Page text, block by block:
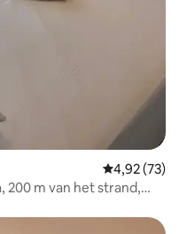
Gemiddelde
4,92 (73)
200 m van het strand,